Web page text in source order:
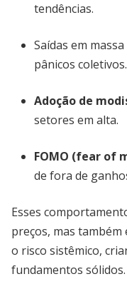
tendências.
Saídas em
pânicos coletivos.
Adoção de
setores em alta.
FOMO (fear of
de fora de
Esses
preços, mas
o risco sistêmico,
fundamentos sólidos.